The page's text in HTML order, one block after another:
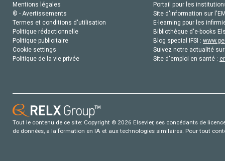
Mentions légales
© - Avertissements
Termes et conditions d'utilisation
Politique rédactionnelle
Politique publicitaire
Cookie settings
Politique de la vie privée
Portail pour les
Site d'information sur
E-learning pour les
Bibliothèque d'e-books
Blog special IFSI :
Suivez notre actualité
Site d'emploi en santé :
Tout le contenu de ce site: Copyright © 2026 Elsevier, ses concédants de
de données, a la formation en IA et aux technologies similaires. Pour tout